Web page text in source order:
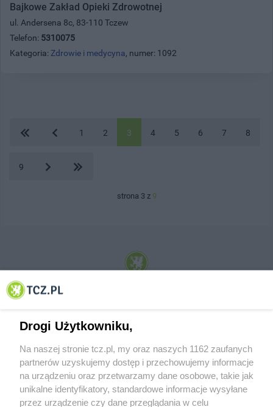
Bajkowe Zakład Opieki Zdrowotnej
ul. Andersena 8c, 83-110 Tczew
Telefon: 5310075
Kategoria: Zdrowie i medycyna, numer: 1092
1 2 3 4 5 6 7 8
9
strona 3 z 9
© 2001-2026 Tczew - TCZ.PL Sp. z o.o. Internetowy Serwis Informacyjny Miasta
Drogi Użytkowniku,
Na naszej stronie tcz.pl, my oraz naszych 1162 zaufanych
partnerów uzyskujemy dostęp i przechowujemy informacje
na urządzeniu oraz przetwarzamy dane osobowe, takie jak
unikalne identyfikatory, standardowe informacje wysyłane
przez urządzenie czy dane przeglądania w celu